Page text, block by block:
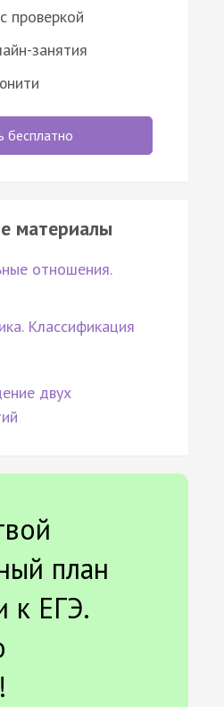
проверкой
занятия
бесплатно
материалы
отношения.
Классификация
двух
план
к ЕГЭ.